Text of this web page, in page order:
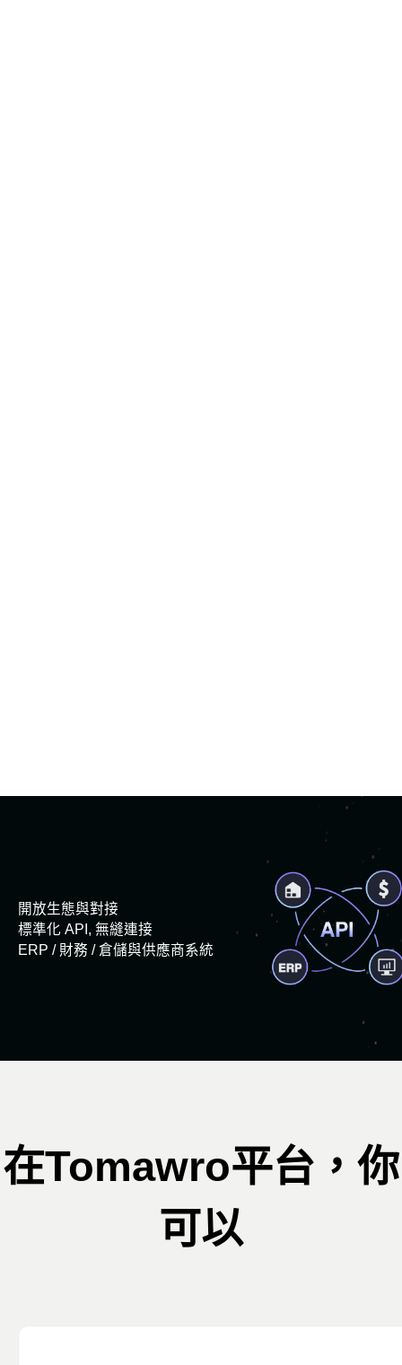
開放生態與對接
標準化 API, 無縫連接
ERP / 財務 / 倉儲與供應商系統
在Tomawro平台，你
可以